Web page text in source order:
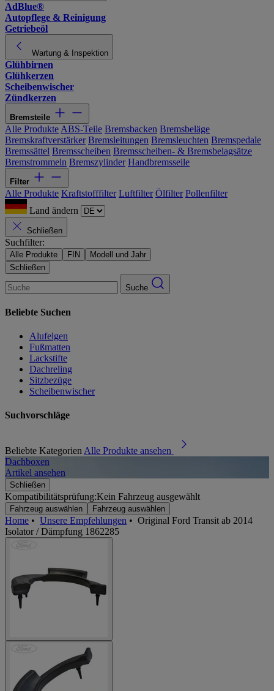
AdBlue®
Autopflege & Reinigung
Getriebeöl
Wartung & Inspektion
Glühbirnen
Glühkerzen
Scheibenwischer
Zündkerzen
Bremsteile
Alle Produkte ABS-Teile Bremsbacken Bremsbeläge
Bremskraftverstärker Bremsleitungen Bremsleuchten Bremspedale
Bremssättel Bremsscheiben Bremsscheiben- & Bremsbelagsätze
Bremstrommeln Bremszylinder Handbremsseile
Filter
Alle Produkte Kraftstofffilter Luftfilter Ölfilter Pollenfilter
Land ändern
Schließen
Suchfilter:
Alle Produkte FIN
Modell und Jahr
Schließen
Suche
Beliebte Suchen
Alufelgen
Fußmatten
Lackstifte
Dachreling
Sitzbezüge
Scheibenwischer
Suchvorschläge
Beliebte Kategorien Alle Produkte ansehen
Dachboxen
Artikel ansehen
Schließen
Kompatibilitätsprüfung:Kein Fahrzeug ausgewählt
Fahrzeug auswählen Fahrzeug auswählen
Home • Unsere Empfehlungen • Original Ford Transit ab 2014
Isolator / Dämpfung 1862285